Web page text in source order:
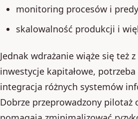
monitoring procesów i
skalowalność produkcji i
Jednak wdrażanie wiąże się też
inwestycje kapitałowe, potrzeba
integracja różnych systemów
Dobrze przeprowadzony pilotaż